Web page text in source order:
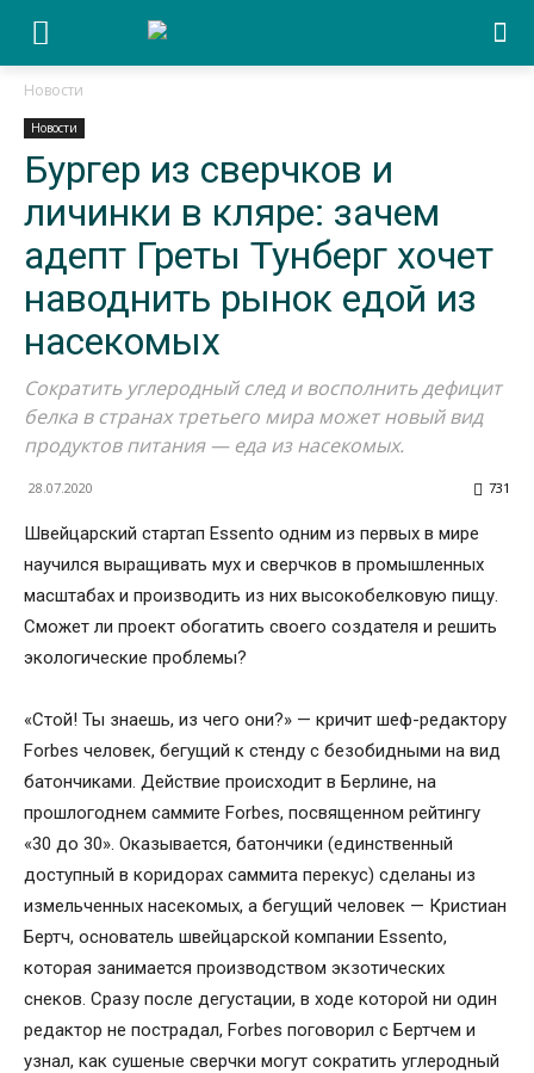
Новости
Новости
Бургер из сверчков и
личинки в кляре: зачем
адепт Греты Тунберг хочет
наводнить рынок едой из
насекомых
Сократить углеродный след и восполнить дефицит
белка в странах третьего мира может новый вид
продуктов питания — еда из насекомых.
28.07.2020 731
Швейцарский стартап Essento одним из первых в мире
научился выращивать мух и сверчков в промышленных
масштабах и производить из них высокобелковую пищу.
Сможет ли проект обогатить своего создателя и решить
экологические проблемы?
«Стой! Ты знаешь, из чего они?» — кричит шеф-редактору
Forbes человек, бегущий к стенду с безобидными на вид
батончиками. Действие происходит в Берлине, на
прошлогоднем саммите Forbes, посвященном рейтингу
«30 до 30». Оказывается, батончики (единственный
доступный в коридорах саммита перекус) сделаны из
измельченных насекомых, а бегущий человек — Кристиан
Бертч, основатель швейцарской компании Essento,
которая занимается производством экзотических
снеков. Сразу после дегустации, в ходе которой ни один
редактор не пострадал, Forbes поговорил с Бертчем и
узнал, как сушеные сверчки могут сократить углеродный